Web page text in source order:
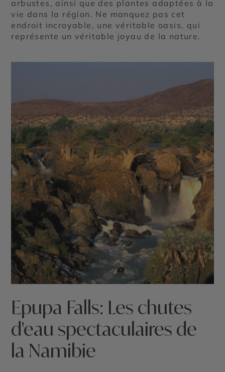
arbustes, ainsi que des plantes adaptées à la
vie dans la région. Ne manquez pas cet
endroit incroyable, une véritable oasis, qui
représente un véritable joyau de la nature.
Epupa Falls: Les chutes
d'eau spectaculaires de
la Namibie